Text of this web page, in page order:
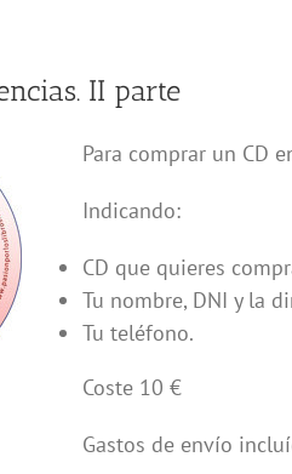
II parte
Para comprar un CD
Indicando:
CD que quieres
Tu nombre, DNI y la
Tu teléfono.
Coste 10 €
Gastos de envío